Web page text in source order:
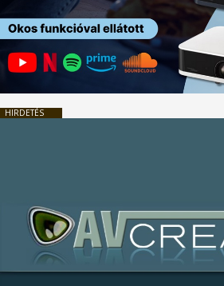
HIRDETÉS